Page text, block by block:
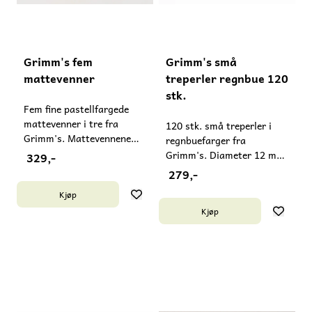
Grimm's fem
mattevenner
Fem fine pastellfargede
mattevenner i tre fra
Grimm's. Mattevennene
hjelper barnet å lære de
fire regneartene på en
fantasifull og vennlig
måte. La for eksempel
mattevennene få ulike
329,-
Kjøp
Grimm's små
treperler regnbue 120
stk.
120 stk. små treperler i
regnbuefarger fra
Grimm's. Diameter 12 mm.
Til å tre på en snor, til
fargesortering etc. Passer
fra 4 år. Advarsel!
Inneholder små deler - må
ikke gis til barn under 3 år.
279,-
Kjøp